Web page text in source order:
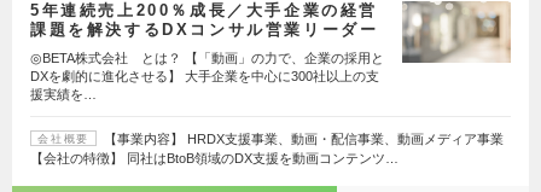
5年連続売上200％成長／大手企業の経営
課題を解決するDXコンサル営業リーダー
◎BETA株式会社 とは？ 【「動画」の力で、企業の採用と
DXを劇的に進化させる】 大手企業を中心に300社以上の支
援実績を…
会社概要
【事業内容】 HRDX支援事業、動画・配信事業、動画メディア事業
【会社の特徴】 同社はBtoB領域のDX支援を動画コンテンツ…